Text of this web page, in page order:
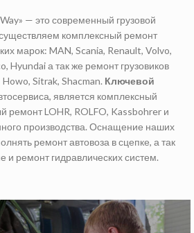
— это современный грузовой
комплексный ремонт
марок: MAN, Scania, Renault, Volvo,
Hyundai а так же ремонт грузовиков
Howo, Sitrak, Shacman. Ключевой
является комплексный
ремонт LOHR, ROLFO, Kassbohrer и
производства. Оснащение наших
ремонт автовоза в сцепке, а так
и ремонт гидравлических систем.